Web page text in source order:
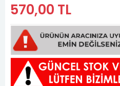
570,00 TL